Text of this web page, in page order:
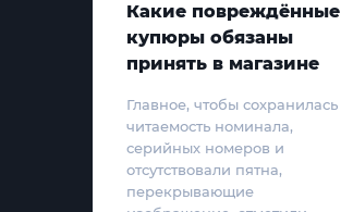
Какие повреждённые
купюры обязаны
принять в магазине
Главное, чтобы сохранилась
читаемость номинала,
серийных номеров и
отсутствовали пятна,
перекрывающие